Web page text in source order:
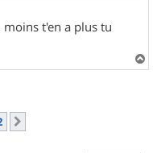
t'en a plus tu
a